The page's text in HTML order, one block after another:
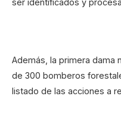
ser identificados y
Además, la primera dama
de 300 bomberos
listado de las acciones a